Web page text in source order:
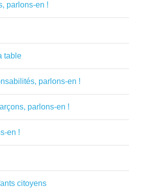
parlons-en !
table
parlons-en !
parlons-en !
en !
citoyens